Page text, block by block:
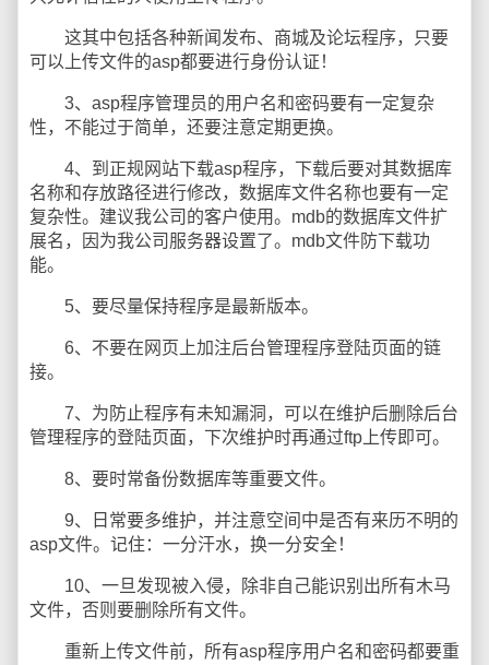
这其中包括各种新闻发布、商城及论坛程序，只要
可以上传文件的asp都要进行身份认证！
3、asp程序管理员的用户名和密码要有一定复杂
性，不能过于简单，还要注意定期更换。
4、到正规网站下载asp程序，下载后要对其数据库
名称和存放路径进行修改，数据库文件名称也要有一定
复杂性。建议我公司的客户使用。mdb的数据库文件扩
展名，因为我公司服务器设置了。mdb文件防下载功
能。
5、要尽量保持程序是最新版本。
6、不要在网页上加注后台管理程序登陆页面的链
接。
7、为防止程序有未知漏洞，可以在维护后删除后台
管理程序的登陆页面，下次维护时再通过ftp上传即可。
8、要时常备份数据库等重要文件。
9、日常要多维护，并注意空间中是否有来历不明的
asp文件。记住：一分汗水，换一分安全！
10、一旦发现被入侵，除非自己能识别出所有木马
文件，否则要删除所有文件。
重新上传文件前，所有asp程序用户名和密码都要重